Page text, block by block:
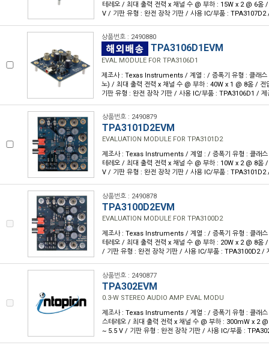
테레오 / 최대 출력 전력 x 채널 수 @ 부하 : 15W x 2 @ 6옴
V / 기판 유형 : 완전 장착 기판 / 사용 IC/부품 : TPA3107D2
상품번호 : 2490880
TPA3106D1EVM
EVAL MODULE FOR TPA3106D1
제조사 : Texas Instruments / 계열 : / 증폭기 유형 : 클래스
노) / 최대 출력 전력 x 채널 수 @ 부하 : 40W x 1 @ 8옴 /
기판 유형 : 완전 장착 기판 / 사용 IC/부품 : TPA3106D1 / 제
상품번호 : 2490879
TPA3101D2EVM
EVALUATION MODULE FOR TPA3101D2
제조사 : Texas Instruments / 계열 : / 증폭기 유형 : 클래스
테레오 / 최대 출력 전력 x 채널 수 @ 부하 : 10W x 2 @ 8옴
V / 기판 유형 : 완전 장착 기판 / 사용 IC/부품 : TPA3101D2
상품번호 : 2490878
TPA3100D2EVM
EVALUATION MODULE FOR TPA3100D2
제조사 : Texas Instruments / 계열 : / 증폭기 유형 : 클래스
테레오 / 최대 출력 전력 x 채널 수 @ 부하 : 20W x 2 @ 8옴
/ 기판 유형 : 완전 장착 기판 / 사용 IC/부품 : TPA3100D2 /
상품번호 : 2490877
TPA302EVM
0.3-W STEREO AUDIO AMP EVAL MODU
제조사 : Texas Instruments / 계열 : / 증폭기 유형 : 클래스
스테레오 / 최대 출력 전력 x 채널 수 @ 부하 : 300mW x 2
~ 5.5 V / 기판 유형 : 완전 장착 기판 / 사용 IC/부품 :